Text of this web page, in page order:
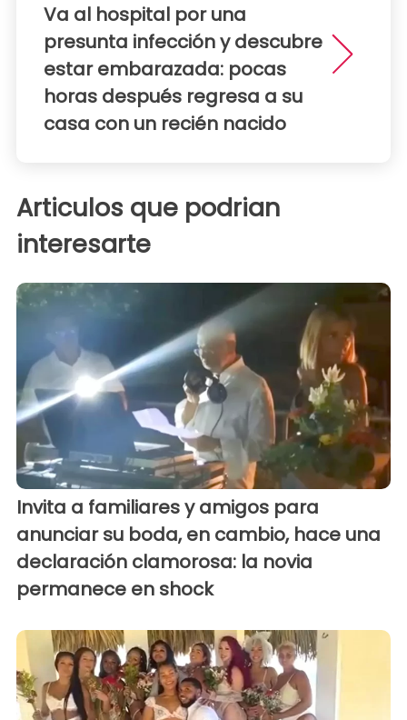
Va al hospital por una
presunta infección y descubre
estar embarazada: pocas
horas después regresa a su
casa con un recién nacido
Articulos que podrian
interesarte
Invita a familiares y amigos para
anunciar su boda, en cambio, hace una
declaración clamorosa: la novia
permanece en shock